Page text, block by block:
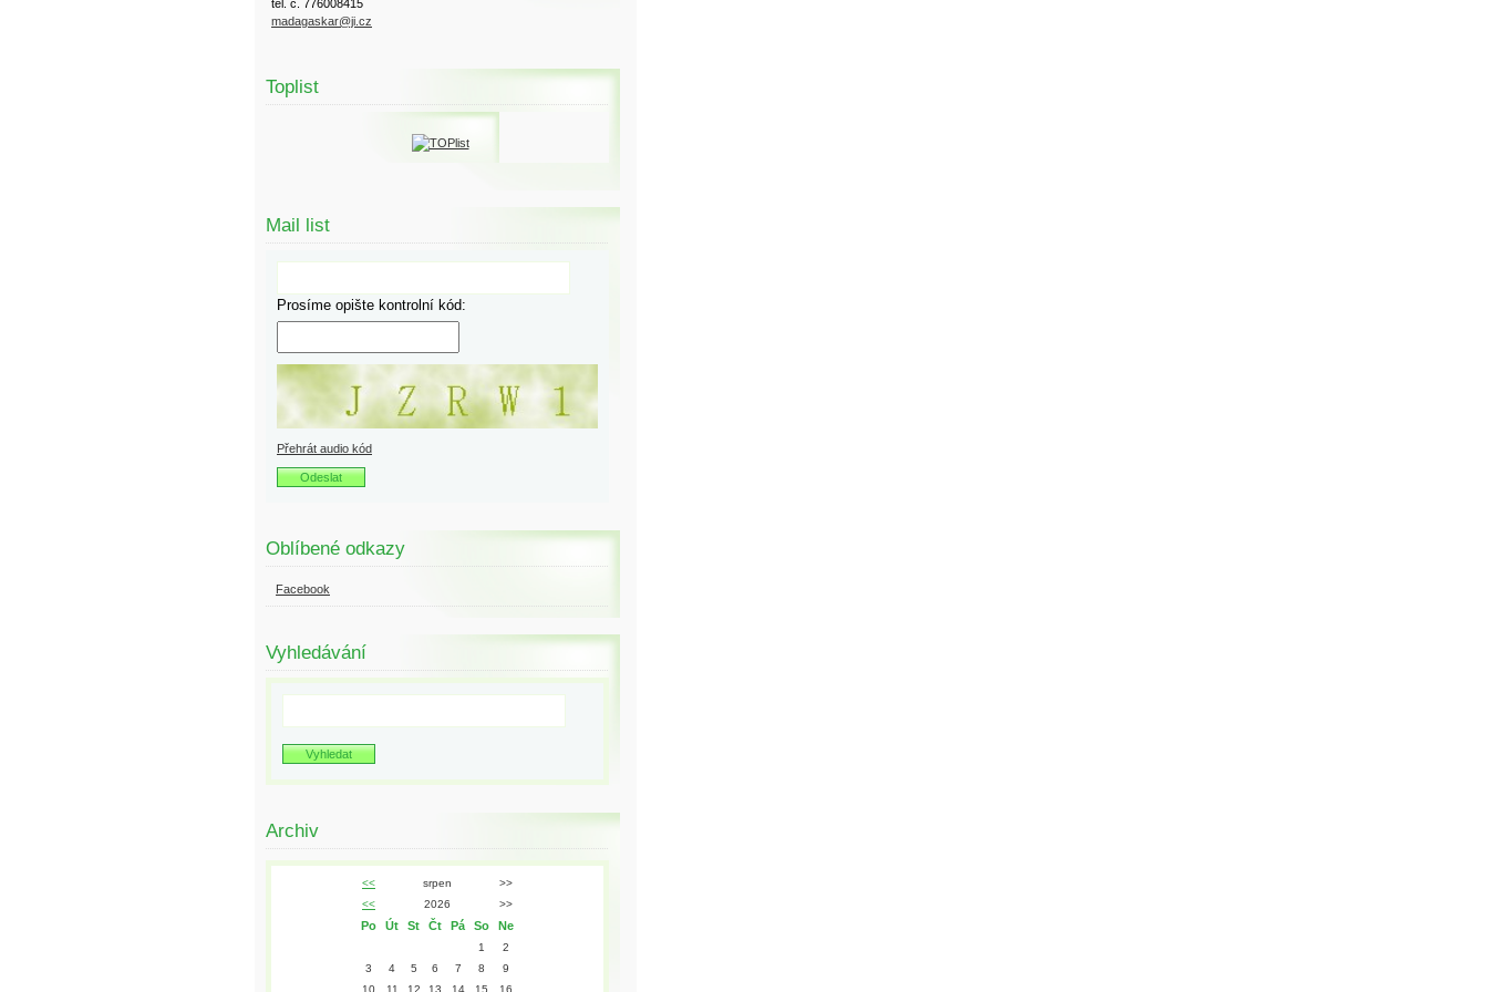
tel. č. 776008415
madagaskar@ji.cz
Toplist
Mail list
Prosíme opište kontrolní kód:
Přehrát audio kód
Oblíbené odkazy
Facebook
Vyhledávání
Archiv
<< srpen
>>
<<
2026 >>
Po Út St Čt Pá So Ne
1
2
3
4 5 6 7 8
9
10
11 12 13 14 15 16